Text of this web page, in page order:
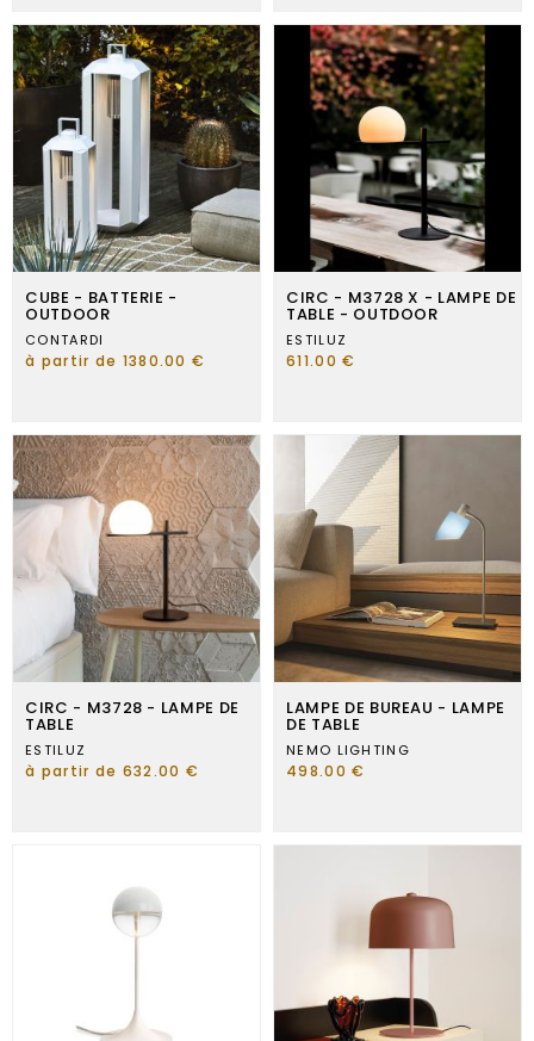
CUBE - BATTERIE -
OUTDOOR
CONTARDI
à partir de 1380.00 €
CIRC - M3728 X - LAMPE DE
TABLE - OUTDOOR
ESTILUZ
611.00 €
CIRC - M3728 - LAMPE DE
TABLE
ESTILUZ
à partir de 632.00 €
LAMPE DE BUREAU - LAMPE
DE TABLE
NEMO LIGHTING
498.00 €